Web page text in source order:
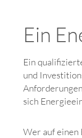
Ein
Ein
und
sich
Wer auf einen